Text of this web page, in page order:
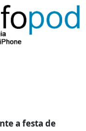
a festa de